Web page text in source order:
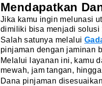
Mendapatkan
Jika kamu ingin melunasi
dimiliki bisa menjadi solusi
Salah satunya melalui
pinjaman dengan jaminan
Melalui layanan ini, kamu
mewah, jam tangan,
Dana pinjaman